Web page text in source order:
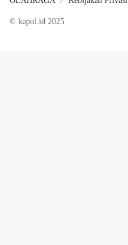
© kapol.id 2025